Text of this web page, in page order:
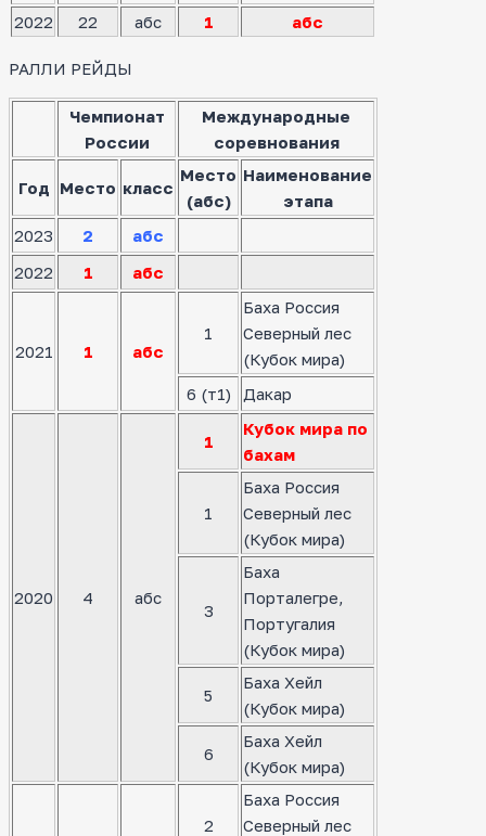
2022
22 абс 1 абс
РАЛЛИ РЕЙДЫ
Чемпионат
России
Международные
соревнования
Год Место класс
Место
(абс)
Наименование
этапа
2023
2
абс
2022
1 абс
2021 1 абс
1
Баха Россия
Северный лес
(Кубок мира)
6 (т1)
Дакар
2020 4 абс
1
Кубок мира по
бахам
1
Баха Россия
Северный лес
(Кубок мира)
3
Баха
Порталегре,
Португалия
(Кубок мира)
5
Баха Хейл
(Кубок мира)
6
Баха Хейл
(Кубок мира)
2
Баха Россия
Северный лес